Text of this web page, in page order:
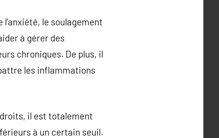
le soulagement
à gérer des
chroniques. De plus, il
les inflammations
il est totalement
à un certain seuil.